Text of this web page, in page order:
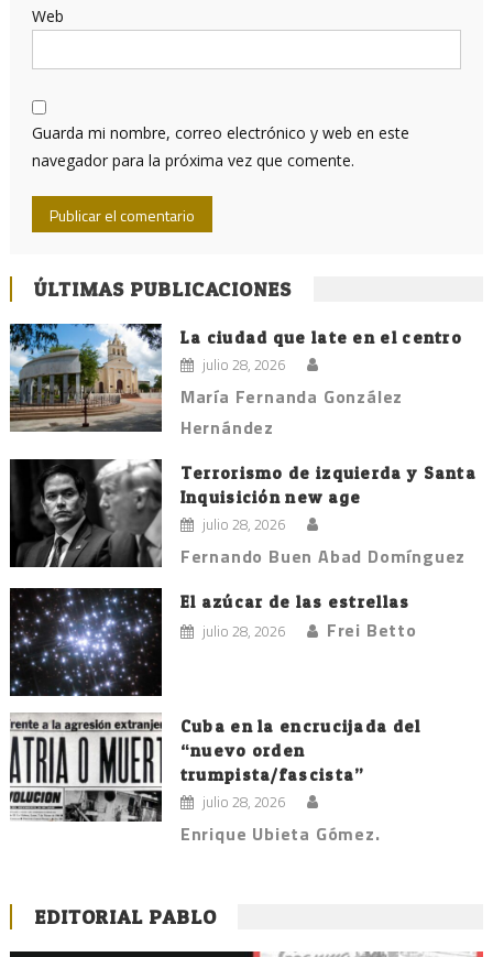
Web
Guarda mi nombre, correo electrónico y web en este
navegador para la próxima vez que comente.
ÚLTIMAS PUBLICACIONES
La ciudad que late en el centro
julio 28, 2026
María Fernanda González
Hernández
Terrorismo de izquierda y Santa
Inquisición new age
julio 28, 2026
Fernando Buen Abad Domínguez
El azúcar de las estrellas
julio 28, 2026 Frei Betto
Cuba en la encrucijada del
“nuevo orden
trumpista/fascista”
julio 28, 2026
Enrique Ubieta Gómez.
EDITORIAL PABLO